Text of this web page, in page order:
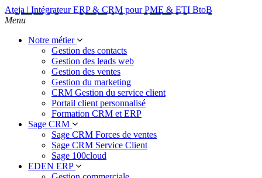
Ateja | Intégrateur ERP & CRM pour PME & ETI BtoB
Menu
Notre métier
Gestion des contacts
Gestion des leads web
Gestion des ventes
Gestion du marketing
CRM Gestion du service client
Portail client personnalisé
Formation CRM et ERP
Sage CRM
Sage CRM Forces de ventes
Sage CRM Service Client
Sage 100cloud
EDEN ERP